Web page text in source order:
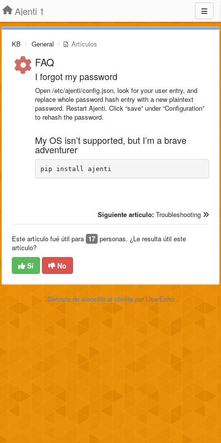
Ajenti 1
KB General Artículos
FAQ
I forgot my password
Open /etc/ajenti/config.json, look for your user entry, and
replace whole password hash entry with a new plaintext
password. Restart Ajenti. Click “save” under “Configuration”
to rehash the password.
My OS isn’t supported, but I’m a brave
adventurer
pip install ajenti
Siguiente artículo: Troubleshooting
Este artículo fué útil para 17 personas. ¿Le resulta útil este
artículo?
Sí No
Servicio de atención al cliente por UserEcho